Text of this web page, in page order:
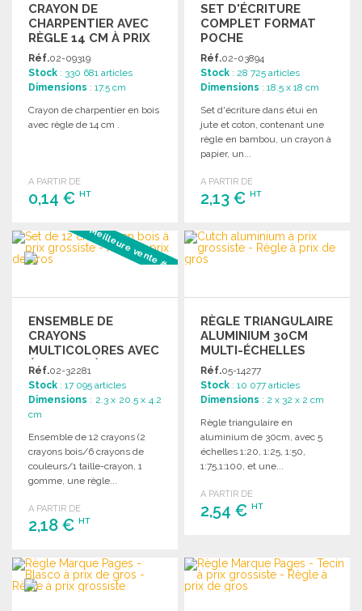
CRAYON DE
CHARPENTIER AVEC
RÈGLE 14 CM À PRIX
GROSSISTE
Réf.02-09319
Stock : 330 681 articles
Dimensions : 17.5 cm
Crayon de charpentier en bois
avec règle de 14 cm .
A PARTIR DE
0,14 € HT
COMMANDER
Demander un devis
SET D'ÉCRITURE
COMPLET FORMAT
POCHE
Réf.02-03894
Stock : 28 725 articles
Dimensions : 18.5 x 18 cm
Set d'écriture dans étui en
jute et coton, contenant une
règle en bambou, un crayon à
papier, un...
A PARTIR DE
2,13 €HT
COMMANDER
Demander un devis
Meilleure vente #3
ENSEMBLE DE
CRAYONS
MULTICOLORES AVEC
ÉTUI BOIS À PRIX
GROSSISTE
Réf.02-32281
Stock : 17 095 articles
Dimensions : 2.3 x 20.5 x 4.2
cm
Ensemble de 12 crayons (2
crayons bois/6 crayons de
couleurs/1 taille-crayon, 1
gomme, une règle...
A PARTIR DE
2,18 € HT
COMMANDER
Demander un devis
RÈGLE TRIANGULAIRE
ALUMINIUM 30CM
MULTI-ÉCHELLES
Réf.05-14277
Stock : 10 077 articles
Dimensions : 2 x 32 x 2 cm
Règle triangulaire en
aluminium de 30cm, avec 5
échelles 1:20, 1:25, 1:50,
1:75,1:100, et une...
A PARTIR DE
2,54 €HT
Demander un devis